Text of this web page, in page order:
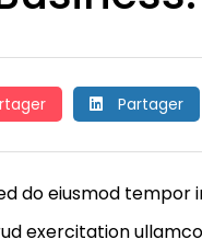
Partager
do eiusmod tempor
exercitation